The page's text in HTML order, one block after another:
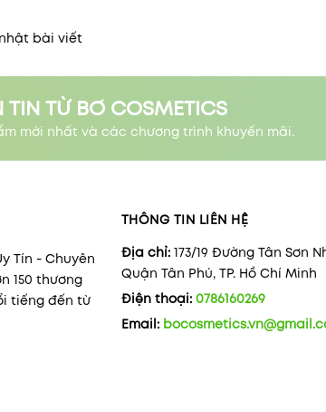
bài viết
TỪ BƠ COSMETICS
mới nhất và các chương trình khuyến mãi.
Tín - Chuyên
150 thương
tiếng đến từ
THÔNG TIN LIÊN HỆ
Địa chỉ: 173/19 Đường Tân Sơn
Quận Tân Phú, TP. Hồ Chí Minh
Điện thoại: 0786160269
Email: